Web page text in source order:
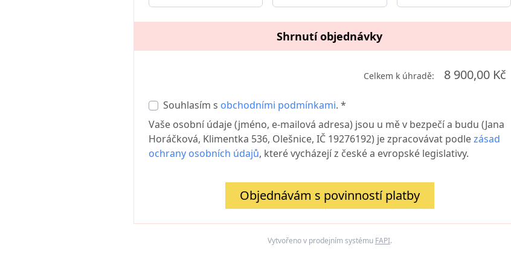
Shrnutí objednávky
Celkem k úhradě: 8 900,00 Kč
Souhlasím s obchodními podmínkami. *
Vaše osobní údaje (jméno, e-mailová adresa) jsou u mě v bezpečí a budu (Jana
Horáčková, Klimentka 536, Olešnice, IČ 19276192) je zpracovávat podlezásad
ochrany osobních údajů, které vycházejí z české a evropské legislativy.
Objednávám s povinností platby
Vytvořeno v prodejním systému FAPI.